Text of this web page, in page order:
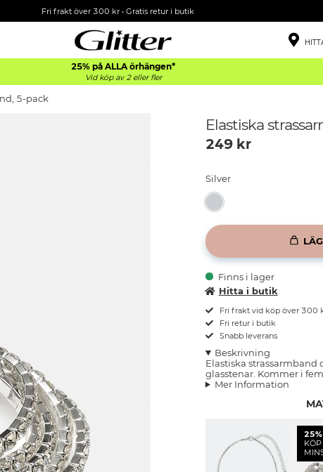
Fri frakt över 300 kr• Gratis retur i butik
25% på ALLA örhängen*
Vid köp av 2 eller fler
5-pack
Elastiska
249kr
Silver
Finns i lager
Hitta i butik
Fri frakt vid köp över 300
Fri retur i butik
Snabb leverans
Beskrivning
Elastiska
glasstenar. Kommer i fem
Mer Information
25%